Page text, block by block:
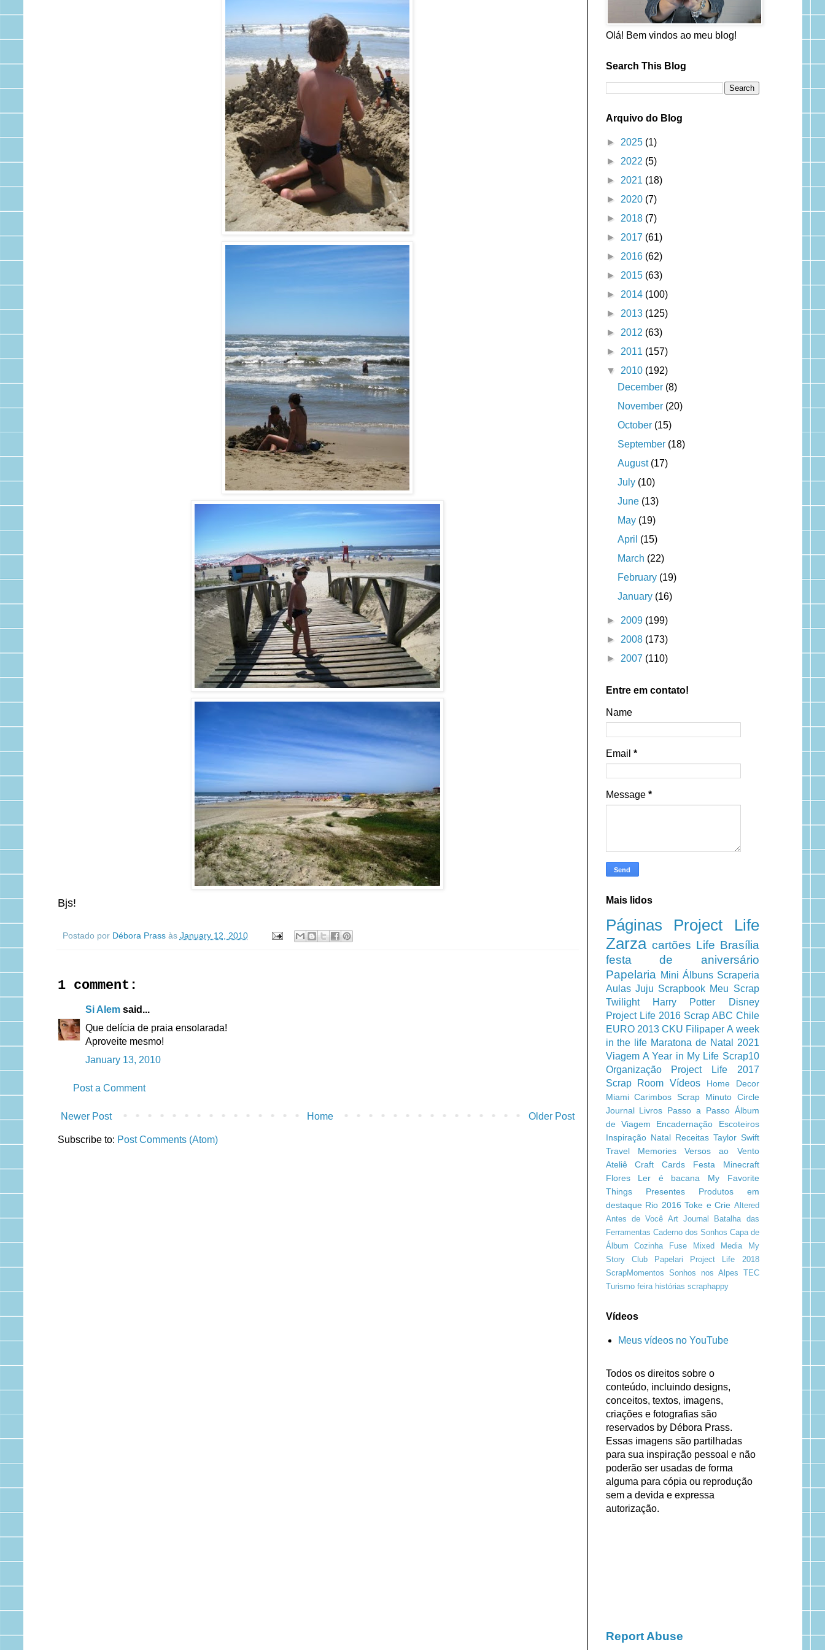
Bjs!
Postado por Débora Prass às January 12, 2010
1 comment:
Si Alemsaid...
Que delícia de praia ensolarada!
Aproveite mesmo!
January 13, 2010
Post a Comment
Newer Post Older Post
Home
Subscribe to: Post Comments (Atom)
Olá! Bem vindos ao meu blog!
Search This Blog
Arquivo do Blog
► 2025 (1)
► 2022 (5)
► 2021 (18)
► 2020 (7)
► 2018 (7)
► 2017 (61)
► 2016 (62)
► 2015 (63)
► 2014 (100)
► 2013 (125)
► 2012 (63)
► 2011 (157)
▼ 2010 (192)
December (8)
November (20)
October (15)
September (18)
August (17)
July (10)
June (13)
May (19)
April (15)
March (22)
February (19)
January (16)
► 2009 (199)
► 2008 (173)
► 2007 (110)
Entre em contato!
Name
Email *
Message *
Mais lidos
Páginas
Project Life
Zarza cartões Life Brasília
festa de aniversário
Papelaria Mini Álbuns Scraperia
Aulas Juju Scrapbook Meu Scrap
Twilight
Harry Potter
Disney
Project Life 2016 Scrap ABC Chile
EURO 2013 CKU Filipaper A week
in the life Maratona de Natal 2021
Viagem A Year in My Life Scrap10
Organização
Project Life 2017
Scrap Room Vídeos
Home Decor
Miami Carimbos Scrap Minuto Circle
Journal Livros Passo a Passo Álbum
de Viagem
Encadernação
Escoteiros
Inspiração Natal Receitas Taylor Swift
Travel Memories
Versos ao Vento
Ateliê Craft
Cards
Festa Minecraft
Flores
Ler é bacana
My Favorite
Things
Presentes
Produtos em
destaque Rio 2016 Toke e Crie Altered
Antes de Você Art Journal
Batalha das
Ferramentas Caderno dos Sonhos Capa de
Álbum
Cozinha Fuse Mixed Media
My
Story Club
Papelari
Project Life 2018
ScrapMomentos Sonhos nos Alpes TEC
Turismo feira histórias scraphappy
Vídeos
Meus vídeos no YouTube
Todos os direitos sobre o
conteúdo, incluindo designs,
conceitos, textos, imagens,
criações e fotografias são
reservados by Débora Prass.
Essas imagens são partilhadas
para sua inspiração pessoal e não
poderão ser usadas de forma
alguma para cópia ou reprodução
sem a devida e expressa
autorização.
Report Abuse